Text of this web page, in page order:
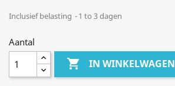
Inclusief belasting 1 to 3 dagen
Aantal
 IN WINKELWAGEN